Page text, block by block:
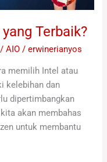
Terbaik?
AIO /erwinerianyos
memilih Intel atau
kelebihan dan
dipertimbangkan
akan membahas
untuk membantu